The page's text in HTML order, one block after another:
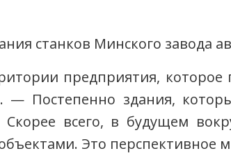
станков Минского завода
предприятия, которое
— Постепенно здания,
всего, в будущем
Это перспективное